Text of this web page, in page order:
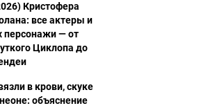
Кристофера
все актеры и
персонажи — от
Циклопа до
в крови, скуке
объяснение